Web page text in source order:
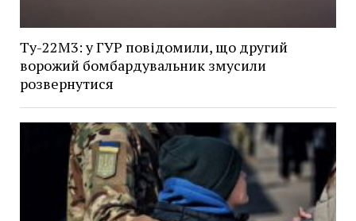
Ту-22М3: у ГУР повідомили, що другий
ворожий бомбардувальник змусили
розвернутися